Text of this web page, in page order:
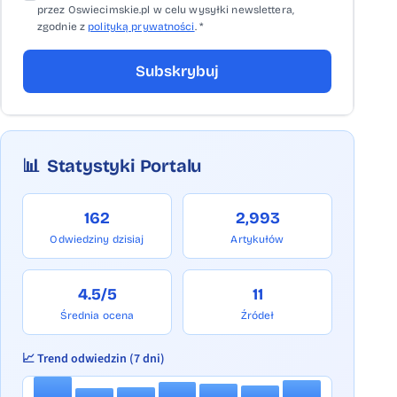
przez Oswiecimskie.pl w celu wysyłki newslettera,
zgodnie z polityką prywatności. *
Subskrybuj
📊 Statystyki Portalu
162
Odwiedziny dzisiaj
2,993
Artykułów
4.5/5
Średnia ocena
11
Źródeł
📈 Trend odwiedzin (7 dni)